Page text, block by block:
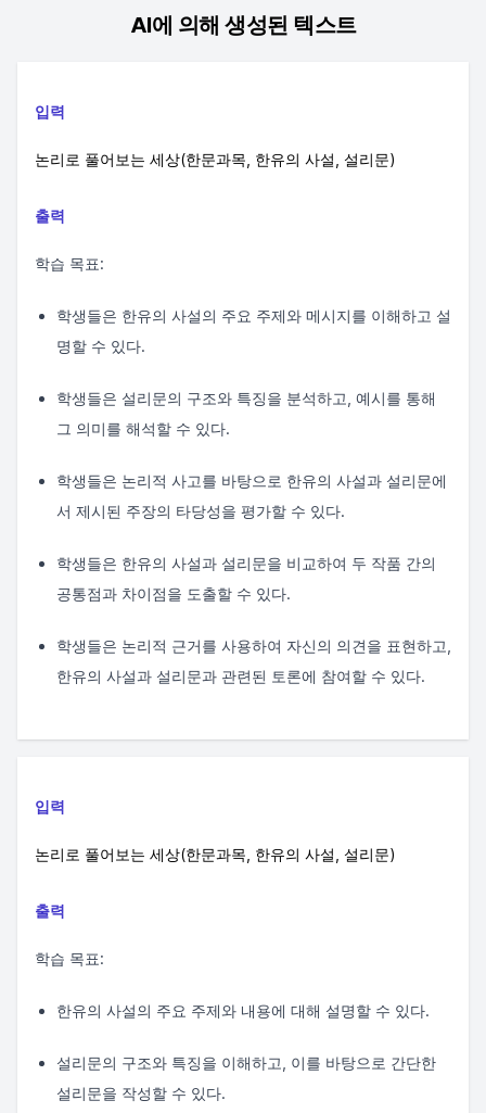
AI에 의해 생성된 텍스트
입력
논리로 풀어보는 세상(한문과목, 한유의 사설, 설리문)
출력
학습 목표:
학생들은 한유의 사설의 주요 주제와 메시지를 이해하고 설
명할 수 있다.
학생들은 설리문의 구조와 특징을 분석하고, 예시를 통해
그 의미를 해석할 수 있다.
학생들은 논리적 사고를 바탕으로 한유의 사설과 설리문에
서 제시된 주장의 타당성을 평가할 수 있다.
학생들은 한유의 사설과 설리문을 비교하여 두 작품 간의
공통점과 차이점을 도출할 수 있다.
학생들은 논리적 근거를 사용하여 자신의 의견을 표현하고,
한유의 사설과 설리문과 관련된 토론에 참여할 수 있다.
입력
논리로 풀어보는 세상(한문과목, 한유의 사설, 설리문)
출력
학습 목표:
한유의 사설의 주요 주제와 내용에 대해 설명할 수 있다.
설리문의 구조와 특징을 이해하고, 이를 바탕으로 간단한
설리문을 작성할 수 있다.